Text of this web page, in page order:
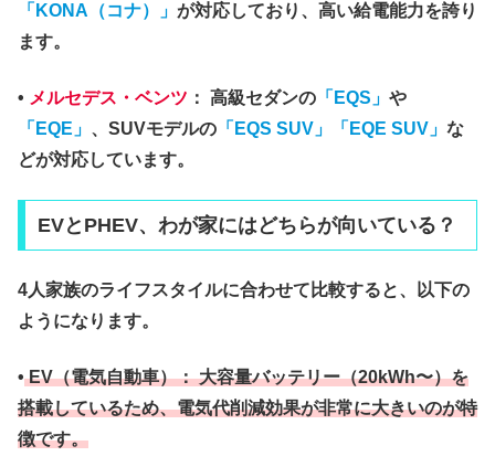
「KONA（コナ）」 が対応しており、高い給電能力を誇り
ます。
• メルセデス・ベンツ ： 高級セダンの 「EQS」 や
「EQE」 、SUVモデルの 「EQS SUV」「EQE SUV」 な
どが対応しています。
EVとPHEV、わが家にはどちらが向いている？
4人家族のライフスタイルに合わせて比較すると、以下の
ようになります。
• EV（電気自動車）：大容量バッテリー（20kWh〜）を
搭載しているため、電気代削減効果が非常に大きいのが特
徴です。